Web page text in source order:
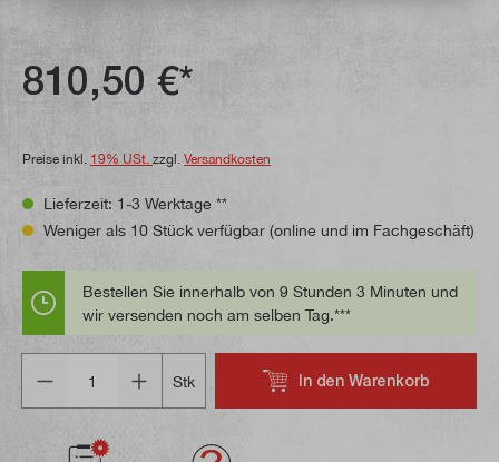
810,50 €*
Preise inkl. 19% USt. zzgl. Versandkosten
Lieferzeit: 1-3 Werktage **
Weniger als 10 Stück verfügbar (online und im Fachgeschäft)
Bestellen Sie innerhalb von 9 Stunden 3 Minuten und
wir versenden noch am selben Tag.***
Stk
In den Warenkorb